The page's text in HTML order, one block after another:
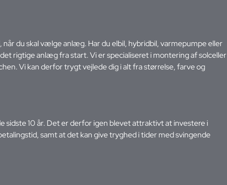
du skal vælge anlæg. Har du elbil, hybridbil, varmepumpe eller
rigtige anlæg fra start. Vi er specialiseret i montering af solceller
Vi kan derfor trygt vejlede dig i alt fra størrelse, farve og
sidste 10 år. Det er derfor igen blevet attraktivt at investere i
samt at det kan give tryghed i tider med svingende